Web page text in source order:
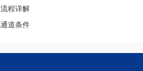
程详解
道条件